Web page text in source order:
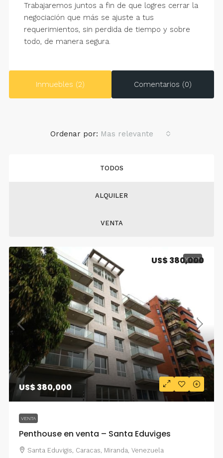
Trabajaremos juntos a fin de que logres cerrar la
negociación que más se ajuste a tus
requerimientos, sin perdida de tiempo y sobre
todo, de manera segura.
Inmuebles (2) Comentarios (0)
TODOS
ALQUILER
VENTA
Ordenar por: Mas relevante
VENTA
US$ 380,000
VENTA
Penthouse en venta – Santa Eduviges
US$ 380,000
Santa Eduvigis, Caracas, Miranda, Venezuela